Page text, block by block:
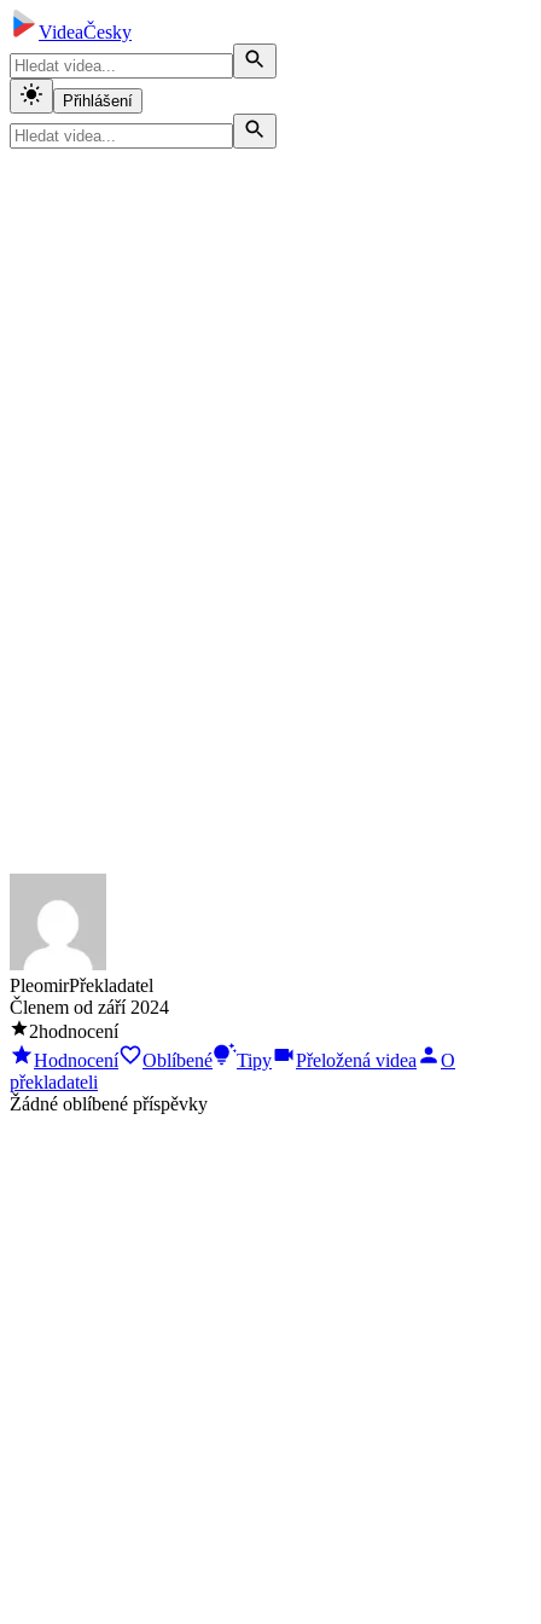
VideaČesky
Přihlášení
PleomirPřekladatel
Členem od září 2024
2hodnocení
Hodnocení
Oblíbené Tipy Přeložená videa
O
překladateli
Žádné oblíbené příspěvky